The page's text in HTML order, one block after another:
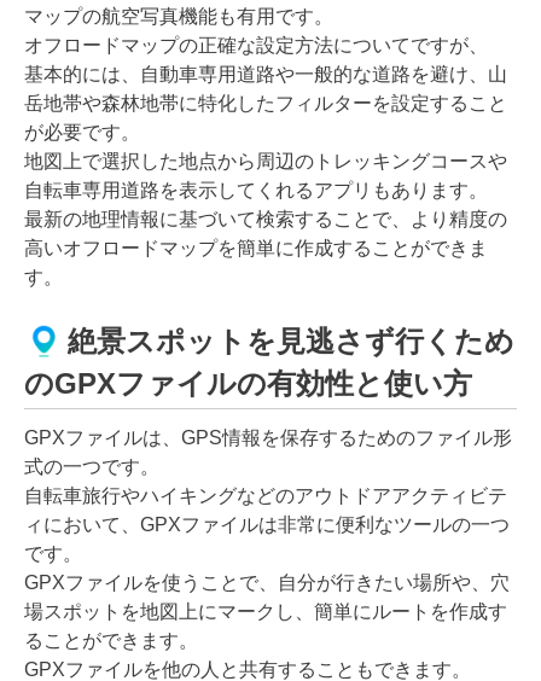
マップの航空写真機能も有用です。
オフロードマップの正確な設定方法についてですが、
基本的には、自動車専用道路や一般的な道路を避け、山
岳地帯や森林地帯に特化したフィルターを設定すること
が必要です。
地図上で選択した地点から周辺のトレッキングコースや
自転車専用道路を表示してくれるアプリもあります。
最新の地理情報に基づいて検索することで、より精度の
高いオフロードマップを簡単に作成することができま
す。
絶景スポットを見逃さず行くため
のGPXファイルの有効性と使い方
GPXファイルは、GPS情報を保存するためのファイル形
式の一つです。
自転車旅行やハイキングなどのアウトドアアクティビテ
ィにおいて、GPXファイルは非常に便利なツールの一つ
です。
GPXファイルを使うことで、自分が行きたい場所や、穴
場スポットを地図上にマークし、簡単にルートを作成す
ることができます。
GPXファイルを他の人と共有することもできます。